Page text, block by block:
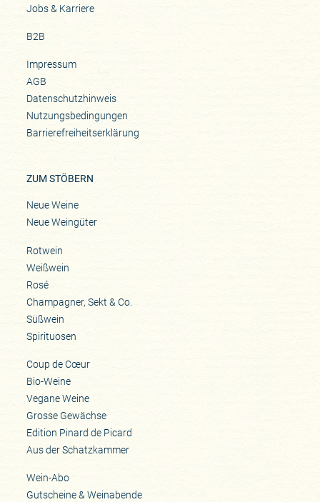
Jobs & Karriere
B2B
Impressum
AGB
Datenschutzhinweis
Nutzungsbedingungen
Barrierefreiheitserklärung
ZUM STÖBERN
Neue Weine
Neue Weingüter
Rotwein
Weißwein
Rosé
Champagner, Sekt & Co.
Süßwein
Spirituosen
Coup de Cœur
Bio-Weine
Vegane Weine
Grosse Gewächse
Edition Pinard de Picard
Aus der Schatzkammer
Wein-Abo
Gutscheine & Weinabende